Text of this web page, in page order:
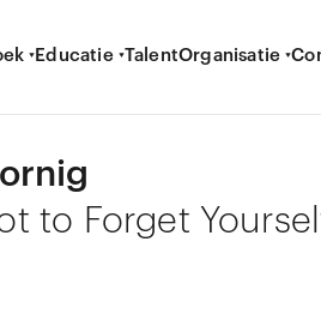
Educatie TalentOrganisatie
to Forget